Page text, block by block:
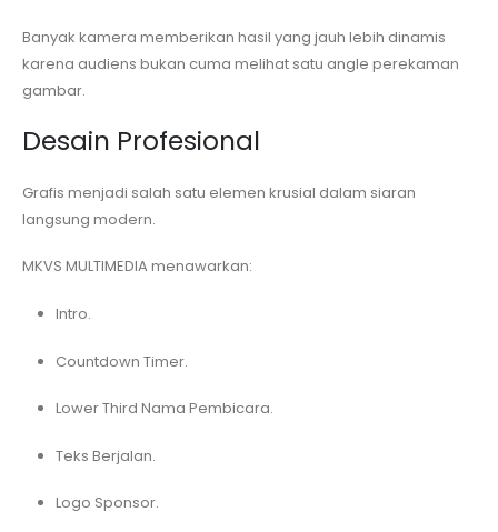
Banyak kamera memberikan hasil yang jauh lebih dinamis
karena audiens bukan cuma melihat satu angle perekaman
gambar.
Desain Profesional
Grafis menjadi salah satu elemen krusial dalam siaran
langsung modern.
MKVS MULTIMEDIA menawarkan:
Intro.
Countdown Timer.
Lower Third Nama Pembicara.
Teks Berjalan.
Logo Sponsor.